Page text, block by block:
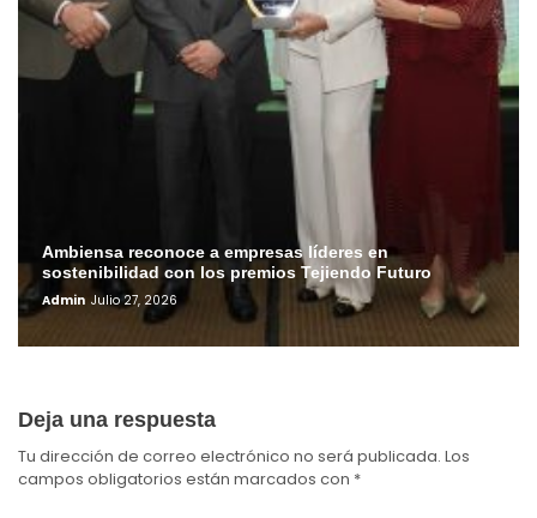
Ambiensa reconoce a empresas líderes en
sostenibilidad con los premios Tejiendo Futuro
Admin Julio 27, 2026
Deja una respuesta
Tu dirección de correo electrónico no será publicada. Los
campos obligatorios están marcados con *